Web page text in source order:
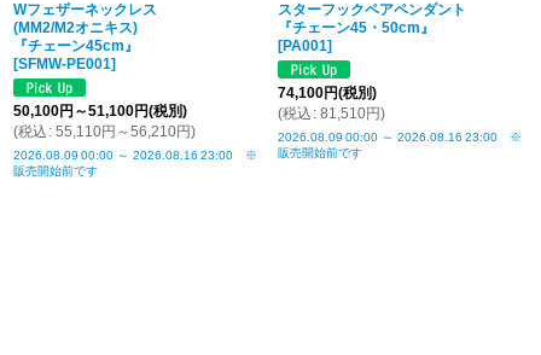
Wフェザーネックレス
(MM2/M2オニキス)
『チェーン45cm』
[SFMW-PE001]
50,100円 ～51,100円(税別)
(税込 : 55,110円 ～56,210円)
2026.08.09 00:00 ～ 2026.08.16 23:00 ※
販売開始前です
スターフックペアペンダント
『チェーン45・50cm』
[PA001]
74,100円(税別)
(税込 : 81,510円)
2026.08.09 00:00 ～ 2026.08.16 23:00 ※
販売開始前です